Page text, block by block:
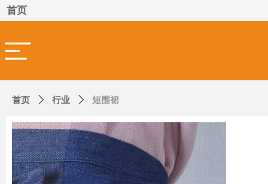
首页
首页 ꄲ 行业 ꄲ 短围裙